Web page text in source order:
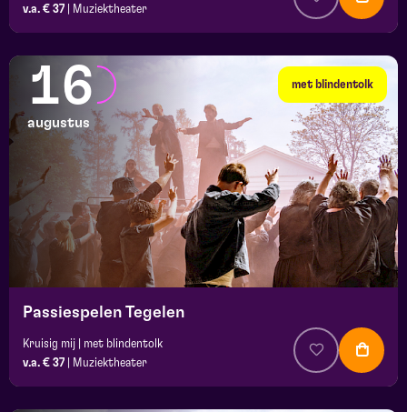
v.a. € 37
Muziektheater
met blindentolk
16
augustus
Passiespelen Tegelen
Kruisig mij | met blindentolk
v.a. € 37
Muziektheater